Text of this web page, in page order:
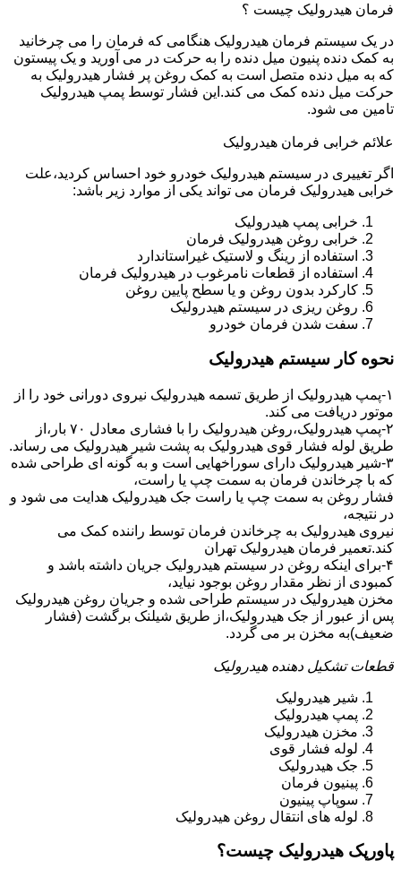
فرمان هیدرولیک چیست ؟
در یک سیستم فرمان هیدرولیک هنگامی که فرمان را می چرخانید
به کمک دنده پنیون میل دنده را به حرکت در می آورید و یک پیستون
که به میل دنده متصل است به کمک روغن پر فشار هیدرولیک به
حرکت میل دنده کمک می کند.این فشار توسط پمپ هیدرولیک
تامین می شود.
علائم خرابی فرمان هیدرولیک
اگر تغییری در سیستم هیدرولیک خودرو خود احساس کردید،علت
خرابی هیدرولیک فرمان می تواند یکی از موارد زیر باشد:
خرابی پمپ هیدرولیک
خرابی روغن هیدرولیک فرمان
استفاده از رینگ و لاستیک غیراستاندارد
استفاده از قطعات نامرغوب در هیدرولیک فرمان
کارکرد بدون روغن و یا سطح پایین روغن
روغن ریزی در سیستم هیدرولیک
سفت شدن فرمان خودرو
نحوه کار سیستم هیدرولیک
۱-پمپ هیدرولیک از طریق تسمه هیدرولیک نیروی دورانی خود را از
موتور دریافت می کند.
۲-پمپ هیدرولیک،روغن هیدرولیک را با فشاری معادل ۷۰ بار،از
طریق لوله فشار قوی هیدرولیک به پشت شیر هیدرولیک می رساند.
۳-شیر هیدرولیک دارای سوراخهایی است و به گونه ای طراحی شده
که با چرخاندن فرمان به سمت چپ یا راست،
فشار روغن به سمت چپ یا راست جک هیدرولیک هدایت می شود و
در نتیجه،
نیروی هیدرولیک به چرخاندن فرمان توسط راننده کمک می
کند.تعمیر فرمان هیدرولیک تهران
۴-برای اینکه روغن در سیستم هیدرولیک جریان داشته باشد و
کمبودی از نظر مقدار روغن بوجود نیاید،
مخزن هیدرولیک در سیستم طراحی شده و جریان روغن هیدرولیک
پس از عبور از جک هیدرولیک،از طریق شیلنک برگشت (فشار
ضعیف)به مخزن بر می گردد.
قطعات تشکیل دهنده هیدرولیک
شیر هیدرولیک
پمپ هیدرولیک
مخزن هیدرولیک
لوله فشار قوی
جک هیدرولیک
پینیون فرمان
سوپاپ پینیون
لوله های انتقال روغن هیدرولیک
پاورپک هیدرولیک چیست؟